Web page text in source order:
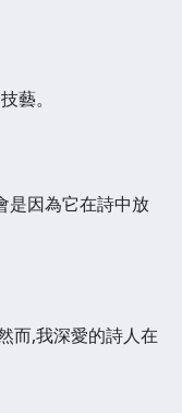
藝。
是因為它在詩中放
而,我深愛的詩人在